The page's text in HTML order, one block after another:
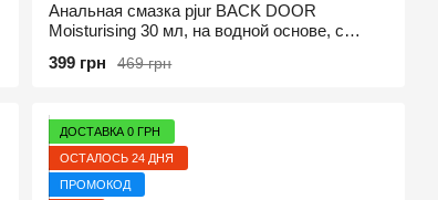
Анальная смазка pjur BACK DOOR
Moisturising 30 мл, на водной основе, с
469 грн
399 грн
ДОСТАВКА 0 ГРН
ОСТАЛОСЬ 24 ДНЯ
ПРОМОКОД